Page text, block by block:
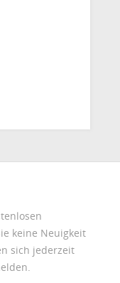
keine Neuigkeit
sich jederzeit